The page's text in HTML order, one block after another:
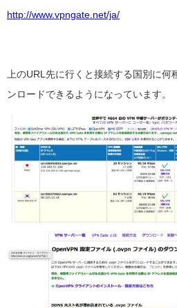
http://www.vpngate.net/ja/
上のURL先に行くと接続する国別に
ンロードできるようになっています。